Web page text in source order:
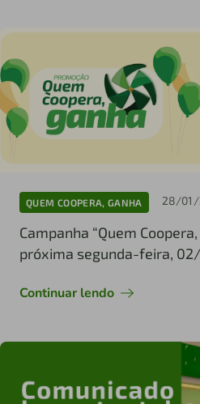
QUEM COOPERA, GANHA 28/01/
Campanha “Quem
próxima segunda-feira,
Continuar lendo